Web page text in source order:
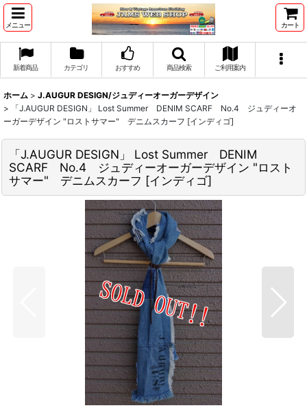
メニュー カート
新着商品 カテゴリ おすすめ 商品検索 ご利用案内
ホーム > J.AUGUR DESIGN/ジュディーオーガーデザイン
>
「J.AUGUR DESIGN」 Lost Summer DENIM SCARF No.4 ジュディーオ
ーガーデザイン "ロストサマー" デニムスカーフ [インディゴ]
「J.AUGUR DESIGN」 Lost Summer DENIM
SCARF No.4 ジュディーオーガーデザイン "ロスト
サマー" デニムスカーフ [インディゴ]